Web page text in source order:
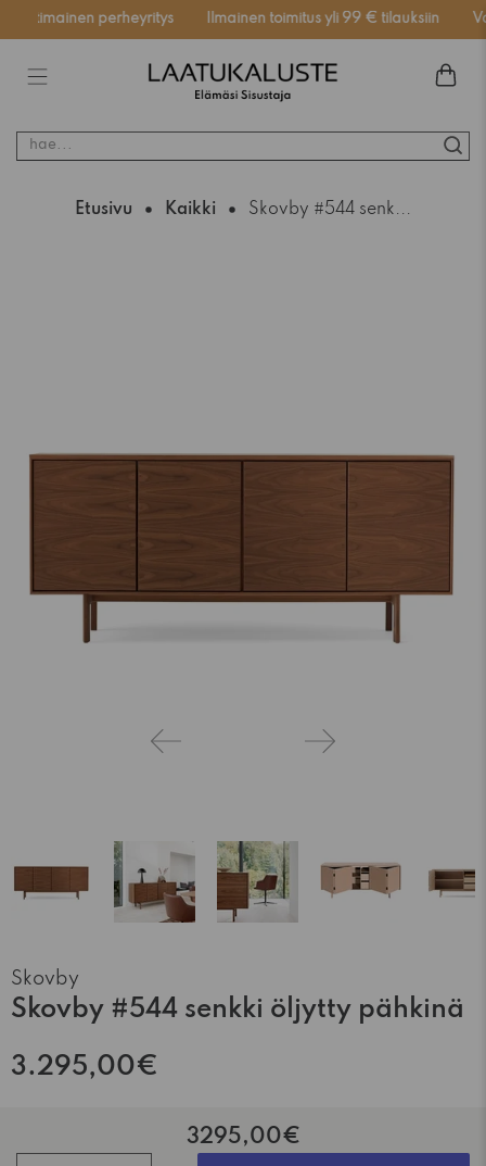
perheyritys Ilmainen toimitus yli 99 € tilauksiin
hae...
Etusivu Kaikki Skovby #544 senk...
Skovby
Skovby #544 senkki öljytty pähkinä
3.295,00€
3295,00€